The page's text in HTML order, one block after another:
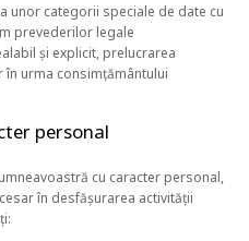
unor categorii speciale de date cu
prevederilor legale
și explicit, prelucrarea
urma consimțământului
personal
cu caracter personal,
în desfășurarea activității